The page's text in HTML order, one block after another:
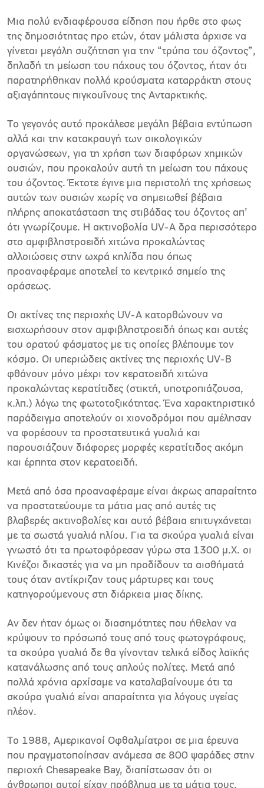
Μια πολύ ενδιαφέρουσα είδηση που ήρθε στο φως
της δημοσιότητας προ ετών, όταν μάλιστα άρχισε να
γίνεται μεγάλη συζήτηση για την “τρύπα του όζοντος”,
δηλαδή τη μείωση του πάχους του όζοντος, ήταν ότι
παρατηρήθηκαν πολλά κρούσματα καταρράκτη στους
αξιαγάπητους πιγκουΐνους της Ανταρκτικής.
Το γεγονός αυτό προκάλεσε μεγάλη βέβαια εντύπωση
αλλά και την κατακραυγή των οικολογικών
οργανώσεων, για τη χρήση των διαφόρων χημικών
ουσιών, που προκαλούν αυτή τη μείωση του πάχους
του όζοντος. Έκτοτε έγινε μια περιστολή της χρήσεως
αυτών των ουσιών χωρίς να σημειωθεί βέβαια
πλήρης αποκατάσταση της στιβάδας του όζοντος απ’
ότι γνωρίζουμε. Η ακτινοβολία UV-Α δρα περισσότερο
στο αμφιβληστροειδή χιτώνα προκαλώντας
αλλοιώσεις στην ωχρά κηλίδα που όπως
προαναφέραμε αποτελεί το κεντρικό σημείο της
οράσεως.
Οι ακτίνες της περιοχής UV-Α κατορθώνουν να
εισχωρήσουν στον αμφιβληστροειδή όπως και αυτές
του ορατού φάσματος με τις οποίες βλέπουμε τον
κόσμο. Οι υπεριώδεις ακτίνες της περιοχής UV-B
φθάνουν μόνο μέχρι τον κερατοειδή χιτώνα
προκαλώντας κερατίτιδες (στικτή, υποτροπιάζουσα,
κ.λπ.) λόγω της φωτοτοξικότητας. Ένα χαρακτηριστικό
παράδειγμα αποτελούν οι χιονοδρόμοι που αμέλησαν
να φορέσουν τα προστατευτικά γυαλιά και
παρουσιάζουν διάφορες μορφές κερατίτιδος ακόμη
και έρπητα στον κερατοειδή.
Μετά από όσα προαναφέραμε είναι άκρως απαραίτητο
να προστατεύουμε τα μάτια μας από αυτές τις
βλαβερές ακτινοβολίες και αυτό βέβαια επιτυγχάνεται
με τα σωστά γυαλιά ηλίου. Για τα σκούρα γυαλιά είναι
γνωστό ότι τα πρωτοφόρεσαν γύρω στα 1300 μ.Χ. οι
Κινέζοι δικαστές για να μη προδίδουν τα αισθήματά
τους όταν αντίκριζαν τους μάρτυρες και τους
κατηγορούμενους στη διάρκεια μιας δίκης.
Αν δεν ήταν όμως οι διασημότητες που ήθελαν να
κρύψουν το πρόσωπό τους από τους φωτογράφους,
τα σκούρα γυαλιά δε θα γίνονταν τελικά είδος λαϊκής
κατανάλωσης από τους απλούς πολίτες. Μετά από
πολλά χρόνια αρχίσαμε να καταλαβαίνουμε ότι τα
σκούρα γυαλιά είναι απαραίτητα για λόγους υγείας
πλέον.
Το 1988, Αμερικανοί Οφθαλμίατροι σε μια έρευνα
που πραγματοποίησαν ανάμεσα σε 800 ψαράδες στην
περιοχή Chesapeake Bay, διαπίστωσαν ότι οι
άνθρωποι αυτοί είχαν πρόβλημα με τα μάτια τους,